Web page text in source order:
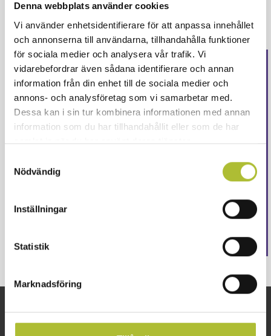
Denna webbplats använder cookies
Vi använder enhetsidentifierare för att anpassa innehållet
och annonserna till användarna, tillhandahålla funktioner
för sociala medier och analysera vår trafik. Vi
vidarebefordrar även sådana identifierare och annan
information från din enhet till de sociala medier och
annons- och analysföretag som vi samarbetar med.
Dessa kan i sin tur kombinera informationen med annan
information som du har tillhandahållit eller som de har
samlat in när du har använt deras tjänster.
Nödvändig
Inställningar
Statistik
Marknadsföring
Detta innehåll är endast
för våra medlemmar
Logga in för att fortsätta läsa. Inte medlem än?
Ansök här
Skapa ett
Snabblänkar Om oss